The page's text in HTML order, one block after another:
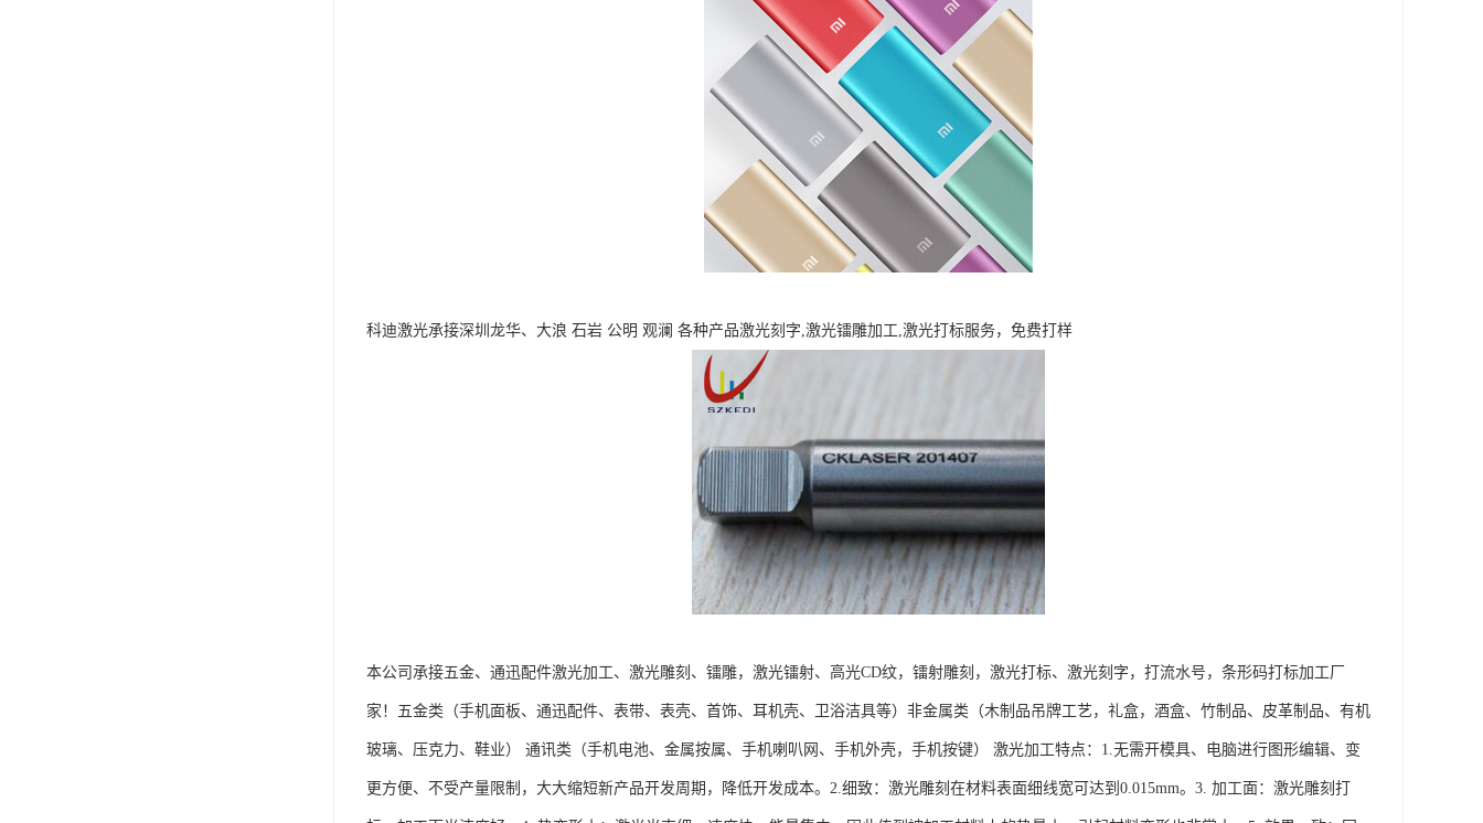
科迪激光承接深圳龙华、大浪 石岩 公明 观澜 各种产品激光刻字,激光镭雕加工,激光打标服务，免费打样
本公司承接五金、通迅配件激光加工、激光雕刻、镭雕，激光镭射、高光CD纹，镭射雕刻，激光打标、激光刻字，打流水号，条形码打标加工厂
家！五金类（手机面板、通迅配件、表带、表壳、首饰、耳机壳、卫浴洁具等）非金属类（木制品吊牌工艺，礼盒，酒盒、竹制品、皮革制品、有机
玻璃、压克力、鞋业） 通讯类（手机电池、金属按属、手机喇叭网、手机外壳，手机按键） 激光加工特点：1.无需开模具、电脑进行图形编辑、变
更方便、不受产量限制，大大缩短新产品开发周期，降低开发成本。2.细致：激光雕刻在材料表面细线宽可达到0.015mm。3. 加工面：激光雕刻打